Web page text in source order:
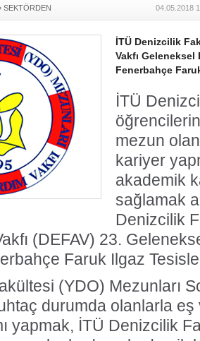
SEKTÖRDEN 04.05.2018
İTÜ Denizcilik
Vakfı Geleneksel
Fenerbahçe
İTÜ
mezun
kariyer
akademik
sağlamak
Denizcilik
(DEFAV) 23.
Faruk Ilgaz
(YDO) Mezunları
durumda olanlarla eş
yapmak, İTÜ Denizcilik